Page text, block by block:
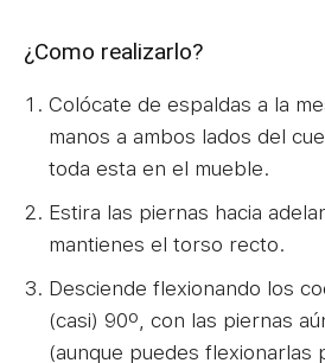
¿Como realizarlo?
Colócate de espaldas a la
manos a ambos lados del
toda esta en el mueble.
Estira las piernas hacia
mantienes el torso recto.
Desciende flexionando los
(casi) 90º, con las piernas
(aunque puedes flexionarlas